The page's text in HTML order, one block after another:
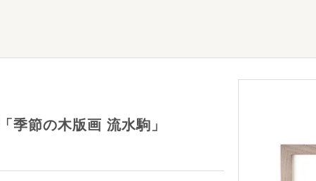
季節の木版画 流水駒」